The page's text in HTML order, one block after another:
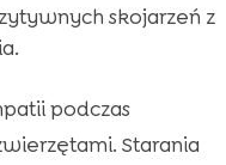
skojarzeń z
podczas
Starania